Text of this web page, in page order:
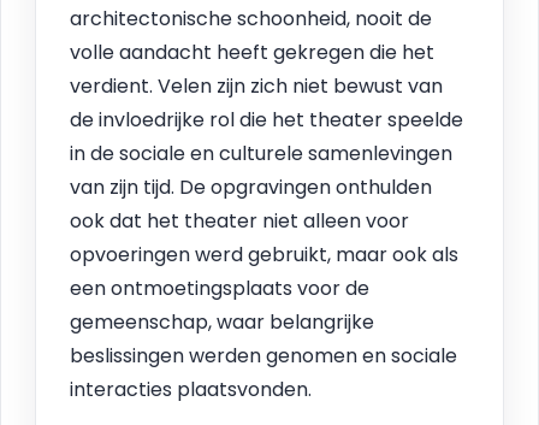
architectonische schoonheid, nooit de
volle aandacht heeft gekregen die het
verdient. Velen zijn zich niet bewust van
de invloedrijke rol die het theater speelde
in de sociale en culturele samenlevingen
van zijn tijd. De opgravingen onthulden
ook dat het theater niet alleen voor
opvoeringen werd gebruikt, maar ook als
een ontmoetingsplaats voor de
gemeenschap, waar belangrijke
beslissingen werden genomen en sociale
interacties plaatsvonden.